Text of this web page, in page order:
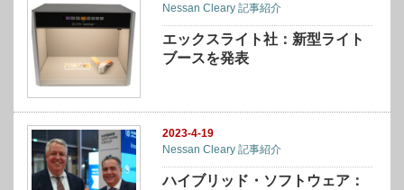
Nessan Cleary 記事紹介
エックスライト社：新型ライト
ブースを発表
2023-4-19
Nessan Cleary 記事紹介
ハイブリッド・ソフトウェア：